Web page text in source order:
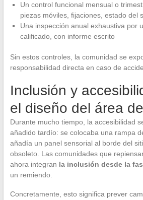
Un control funcional mensual o
piezas móviles, fijaciones, estado del
Una inspección anual exhaustiva por
calificado, con informe escrito
Sin estos controles, la comunidad se
responsabilidad directa en caso de
Inclusión y
el diseño del área
Durante mucho tiempo, la accesibilidad
añadido tardío: se colocaba una rampa
añadía un panel sensorial al borde del
obsoleto. Las comunidades que
ahora integran la inclusión desde la
un remiendo.
Concretamente, esto significa prever